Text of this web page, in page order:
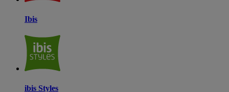
Ibis
ibis Styles